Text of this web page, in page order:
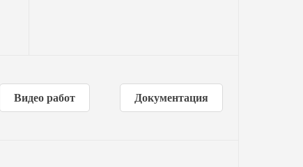
Видео работ Документация